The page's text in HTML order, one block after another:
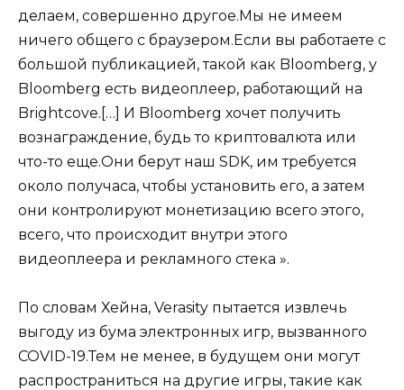
делаем, совершенно другое.Мы не имеем
ничего общего с браузером.Если вы работаете с
большой публикацией, такой как Bloomberg, у
Bloomberg есть видеоплеер, работающий на
Brightcove.[…] И Bloomberg хочет получить
вознаграждение, будь то криптовалюта или
что-то еще.Они берут наш SDK, им требуется
около получаса, чтобы установить его, а затем
они контролируют монетизацию всего этого,
всего, что происходит внутри этого
видеоплеера и рекламного стека ».
По словам Хейна, Verasity пытается извлечь
выгоду из бума электронных игр, вызванного
COVID-19.Тем не менее, в будущем они могут
распространиться на другие игры, такие как